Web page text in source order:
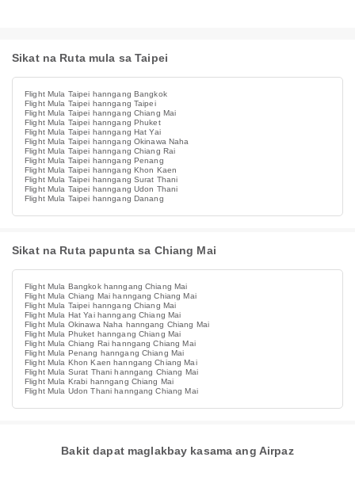
Sikat na Ruta mula sa Taipei
Flight Mula Taipei hanngang Bangkok
Flight Mula Taipei hanngang Taipei
Flight Mula Taipei hanngang Chiang Mai
Flight Mula Taipei hanngang Phuket
Flight Mula Taipei hanngang Hat Yai
Flight Mula Taipei hanngang Okinawa Naha
Flight Mula Taipei hanngang Chiang Rai
Flight Mula Taipei hanngang Penang
Flight Mula Taipei hanngang Khon Kaen
Flight Mula Taipei hanngang Surat Thani
Flight Mula Taipei hanngang Udon Thani
Flight Mula Taipei hanngang Danang
Sikat na Ruta papunta sa Chiang Mai
Flight Mula Bangkok hanngang Chiang Mai
Flight Mula Chiang Mai hanngang Chiang Mai
Flight Mula Taipei hanngang Chiang Mai
Flight Mula Hat Yai hanngang Chiang Mai
Flight Mula Okinawa Naha hanngang Chiang Mai
Flight Mula Phuket hanngang Chiang Mai
Flight Mula Chiang Rai hanngang Chiang Mai
Flight Mula Penang hanngang Chiang Mai
Flight Mula Khon Kaen hanngang Chiang Mai
Flight Mula Surat Thani hanngang Chiang Mai
Flight Mula Krabi hanngang Chiang Mai
Flight Mula Udon Thani hanngang Chiang Mai
Bakit dapat maglakbay kasama ang Airpaz